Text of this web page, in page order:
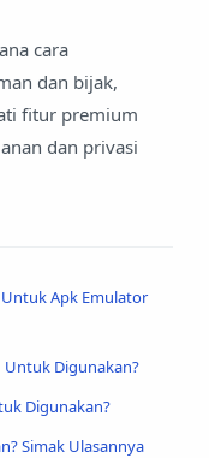
cara
dan bijak,
fitur premium
dan privasi
Apk Emulator
Untuk Digunakan?
Digunakan?
Simak Ulasannya